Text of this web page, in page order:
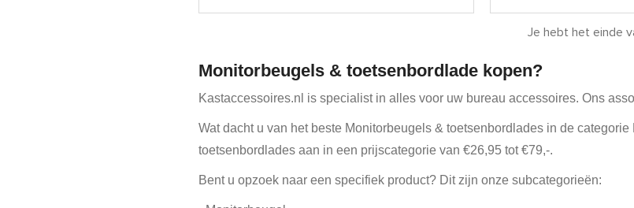
Monitorbeugels & toetsenbordlade kopen?
Kastaccessoires.nl is specialist in alles voor uw bureau accessoires. Ons
Wat dacht u van het beste Monitorbeugels & toetsenbordlades in de
toetsenbordlades aan in een prijscategorie van €26,95 tot €79,-.
Bent u opzoek naar een specifiek product? Dit zijn onze subcategorieën:
Je hebt het einde